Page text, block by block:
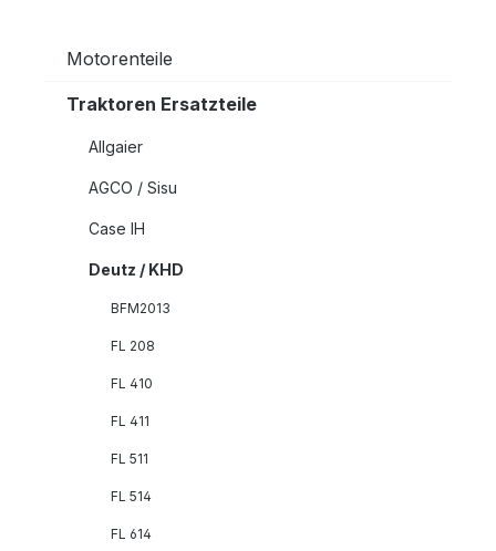
Motorenteile
Traktoren Ersatzteile
Allgaier
AGCO / Sisu
Case IH
Deutz / KHD
BFM2013
FL 208
FL 410
FL 411
FL 511
FL 514
FL 614